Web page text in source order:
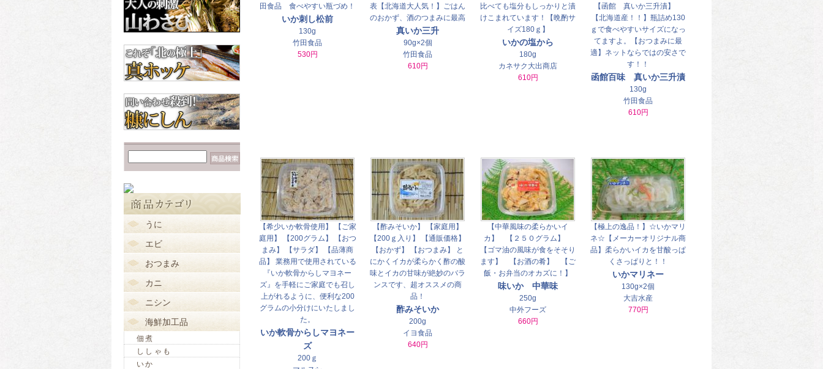
田食品 食べやすい瓶づめ！
いか刺し松前
130g
竹田食品
530円
表【北海道大人気！】ごはん
のおかず、酒のつまみに最高
真いか三升
90g×2個
竹田食品
610円
比べても塩分もしっかりと漬
けこまれています！【晩酌サ
イズ180ｇ】
いかの塩から
180g
カネサク大出商店
610円
【函館 真いか三升漬】
【北海道産！！】瓶詰め130
ｇで食べやすいサイズになっ
てますよ。【おつまみに最
適】ネットならではの安さで
す！！
函館百味 真いか三升漬
130g
竹田食品
610円
【希少いか軟骨使用】 【ご家
庭用】 【200グラム】 【おつ
まみ】 【サラダ】 【品薄商
品】 業務用で使用されている
『いか軟骨からしマヨネー
ズ』を手軽にご家庭でも召し
上がれるように、便利な200
グラムの小分けにいたしまし
た。
いか軟骨からしマヨネー
ズ
200ｇ
【酢みそいか】 【家庭用】
【200ｇ入り】 【通販価格】
【おかず】 【おつまみ】 と
にかくイカが柔らかく酢の酸
味とイカの甘味が絶妙のバラ
ンスです、超オススメの商
品！
酢みそいか
200g
イヨ食品
640円
【中華風味の柔らかいイ
カ】 【２５０グラム】
【ゴマ油の風味が食をそそり
ます】 【お酒の肴】 【ご
飯・お弁当のオカズに！】
味いか 中華味
250g
中外フーズ
660円
【極上の逸品！】☆いかマリ
ネ☆【メーカーオリジナル商
品】柔らかいイカを甘酸っぱ
くさっぱりと！！
いかマリネー
130g×2個
大吉水産
770円
うに
エビ
おつまみ
カニ
ニシン
海鮮加工品
佃煮
ししゃも
いか